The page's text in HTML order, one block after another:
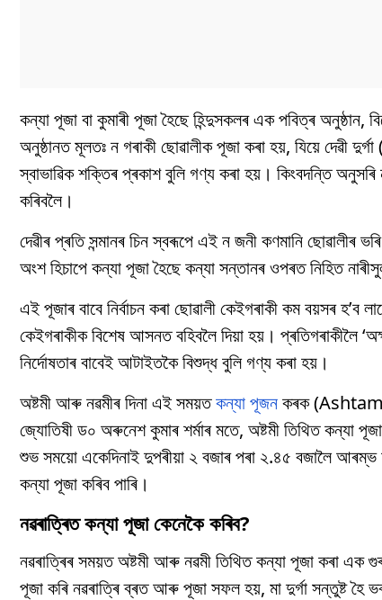
কন্যা পূজা বা কুমাৰী পূজা হৈছে হিন্দুসকলৰ এক পবিত্ৰ
অনুষ্ঠানত মূলতঃ ন গৰাকী ছোৱালীক পূজা কৰা হয়, যিয়ে দেৱী
স্বাভাৱিক শক্তিৰ প্ৰকাশ বুলি গণ্য কৰা হয়। কিংবদন্তি অনুসৰি
কৰিবলৈ।
দেৱীৰ প্ৰতি সন্মানৰ চিন স্বৰূপে এই ন জনী কণমানি ছোৱালীৰ
অংশ হিচাপে কন্যা পূজা হৈছে কন্যা সন্তানৰ ওপৰত নিহিত
এই পূজাৰ বাবে নিৰ্বাচন কৰা ছোৱালী কেইগৰাকী কম বয়সৰ
কেইগৰাকীক বিশেষ আসনত বহিবলৈ দিয়া হয়।
নিৰ্দোষতাৰ বাবেই আটাইতকৈ বিশুদ্ধ বুলি গণ্য কৰা হয়।
অষ্টমী আৰু নৱমীৰ দিনা এই সময়তকন্যা পূজনকৰক
জ্যোতিষী ড০ অৰুনেশ কুমাৰ শৰ্মাৰ মতে, অষ্টমী তিথিত কন্যা
শুভ সময়ো একেদিনাই দুপৰীয়া ২ বজাৰ পৰা ২.৪৫ বজালৈ
কন্যা পূজা কৰিব পাৰি।
নৱৰাত্ৰিত কন্যা পূজা কেনেকৈ কৰিব?
নৱৰাত্ৰিৰ সময়ত অষ্টমী আৰু নৱমী তিথিত কন্যা পূজা কৰা এক
পূজা কৰি নৱৰাত্ৰি ব্ৰত আৰু পূজা সফল হয়, মা দুৰ্গা সন্তুষ্ট হৈ